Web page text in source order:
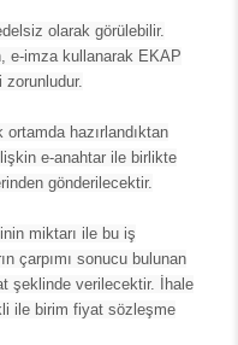
olarak görülebilir.
e-imza kullanarak EKAP
zorunludur.
hazırlandıktan
e-anahtar ile birlikte
gönderilecektir.
miktarı ile bu iş
çarpımı sonucu bulunan
şeklinde verilecektir. İhale
ile birim fiyat sözleşme